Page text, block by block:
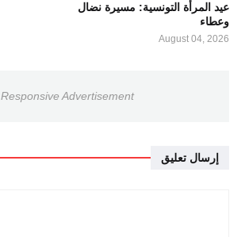
عيد المرأة التونسية: مسيرة نضال
وعطاء
August 04, 2026
Responsive Advertisement
إرسال تعليق